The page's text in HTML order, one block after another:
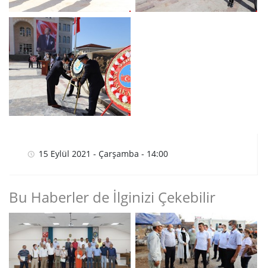
15 Eylül 2021 - Çarşamba - 14:00
Bu Haberler de İlginizi Çekebilir